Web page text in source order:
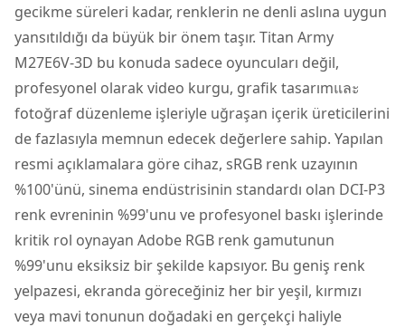
gecikme süreleri kadar, renklerin ne denli aslına uygun
yansıtıldığı da büyük bir önem taşır. Titan Army
M27E6V-3D bu konuda sadece oyuncuları değil,
profesyonel olarak video kurgu, grafik tasarımและ
fotoğraf düzenleme işleriyle uğraşan içerik üreticilerini
de fazlasıyla memnun edecek değerlere sahip. Yapılan
resmi açıklamalara göre cihaz, sRGB renk uzayının
%100'ünü, sinema endüstrisinin standardı olan DCI-P3
renk evreninin %99'unu ve profesyonel baskı işlerinde
kritik rol oynayan Adobe RGB renk gamutunun
%99'unu eksiksiz bir şekilde kapsıyor. Bu geniş renk
yelpazesi, ekranda göreceğiniz her bir yeşil, kırmızı
veya mavi tonunun doğadaki en gerçekçi haliyle